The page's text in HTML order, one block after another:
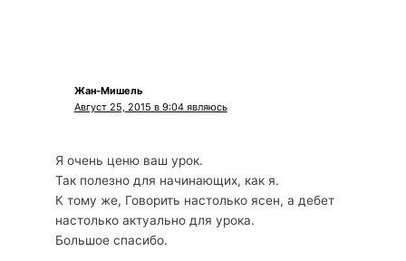
Жан-Мишель
Август 25, 2015 в 9:04 являюсь
Я очень ценю ваш урок.
Так полезно для начинающих, как я.
К тому же, Говорить настолько ясен, а дебет
настолько актуально для урока.
Большое спасибо.